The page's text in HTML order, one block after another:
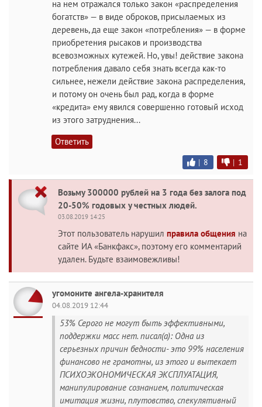
на нем отражался только закон «распределения
богатств» — в виде оброков, присылаемых из
деревень, да еще закон «потребления» — в форме
приобретения рысаков и производства
всевозможных кутежей. Но, увы! действие закона
потребления давало себя знать всегда как-то
сильнее, нежели действие закона распределения,
и потому он очень был рад, когда в форме
«кредита» ему явился совершенно готовый исход
из этого затруднения...
Ответить
| 8 | 1
Возьму 300000 рублей на 3 года без залога под
20-50% годовых у честных людей.
03.08.2019 14:25
Этот пользователь нарушил правила общения на
сайте ИА «Банкфакс», поэтому его комментарий
удален. Будьте взаимовежливы!
угомоните ангела-хранителя
04.08.2019 12:44
53% Серого не могут быть эффективными,
поддержки масс нет. писал(а): Одна из
серьезных причин бедности- это 99% населения
финансово не грамотны, из этого и вытекает
ПСИХОЭКОНОМИЧЕСКАЯ ЭКСПЛУАТАЦИЯ,
манипулирование сознанием, политическая
имитация жизни, плутовство, спекулятивный